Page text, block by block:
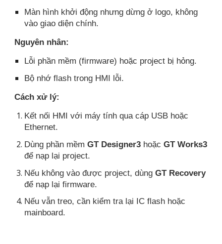
Màn hình khởi động nhưng dừng ở logo, không
vào giao diện chính.
Nguyên nhân:
Lỗi phần mềm (firmware) hoặc project bị hỏng.
Bộ nhớ flash trong HMI lỗi.
Cách xử lý:
Kết nối HMI với máy tính qua cáp USB hoặc
Ethernet.
Dùng phần mềmGT Designer3 hoặcGT Works3
để nạp lại project.
Nếu không vào được project, dùngGT Recovery
để nạp lại firmware.
Nếu vẫn treo, cần kiểm tra lại IC flash hoặc
mainboard.